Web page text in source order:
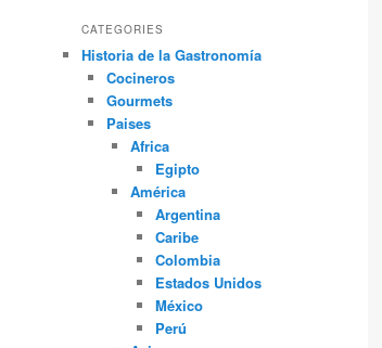
CATEGORIES
Historia de la Gastronomía
Cocineros
Gourmets
Paises
Africa
Egipto
América
Argentina
Caribe
Colombia
Estados Unidos
México
Perú